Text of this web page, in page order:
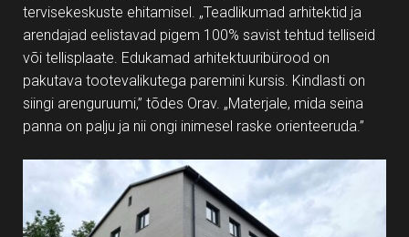
tervisekeskuste ehitamisel. „Teadlikumad arhitektid ja
arendajad eelistavad pigem 100% savist tehtud telliseid
või tellisplaate. Edukamad arhitektuuribürood on
pakutava tootevalikutega paremini kursis. Kindlasti on
siingi arenguruumi,” tõdes Orav. „Materjale, mida seina
panna on palju ja nii ongi inimesel raske orienteeruda.”